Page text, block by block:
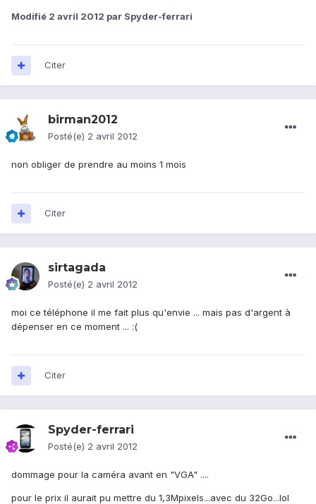
Modifié 2 avril 2012 par Spyder-ferrari
Citer
birman2012
Posté(e) 2 avril 2012
non obliger de prendre au moins 1 mois
Citer
sirtagada
Posté(e) 2 avril 2012
moi ce téléphone il me fait plus qu'envie ... mais pas d'argent à
dépenser en ce moment ... :(
Citer
Spyder-ferrari
Posté(e) 2 avril 2012
dommage pour la caméra avant en "VGA" ....
pour le prix il aurait pu mettre du 1,3Mpixels...avec du 32Go...lol